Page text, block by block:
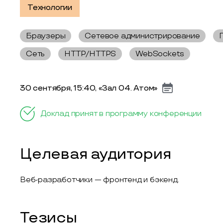
Технологии
Браузеры Сетевое администрирование
Сеть
HTTP/HTTPS WebSockets
30 сентября, 15:40, «Зал 04. Атом»
Доклад принят в программу конференции
Целевая аудитория
Веб-разработчики — фронтенд и бэкенд.
Тезисы